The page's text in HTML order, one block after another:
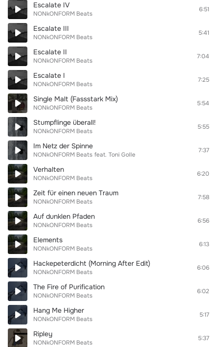
Escalate IV
NONkONFORM Beats
6:51
Escalate III
NONkONFORM Beats
5:41
Escalate II
NONkONFORM Beats
7:04
Escalate I
NONkONFORM Beats
7:25
Single Malt (Fassstark Mix)
NONkONFORM Beats
5:54
Stumpflinge überall!
NONkONFORM Beats
5:55
Im Netz der Spinne
NONkONFORM Beats feat. Toni Golle
7:37
Verhalten
NONkONFORM Beats
6:20
Zeit für einen neuen Traum
NONkONFORM Beats
7:58
Auf dunklen Pfaden
NONkONFORM Beats
6:56
Elements
NONkONFORM Beats
6:13
Hackepeterdicht (Morning After Edit)
NONkONFORM Beats
6:06
The Fire of Purification
NONkONFORM Beats
6:02
Hang Me Higher
NONkONFORM Beats
5:17
Ripley
NONkONFORM Beats
5:37